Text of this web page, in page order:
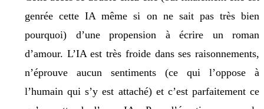
genrée cette IA même si on ne sait pas très bien
pourquoi) d’une propension à écrire un roman
d’amour. L’IA est très froide dans ses raisonnements,
n’éprouve aucun sentiments (ce qui l’oppose à
l’humain qui s’y est attaché) et c’est parfaitement ce